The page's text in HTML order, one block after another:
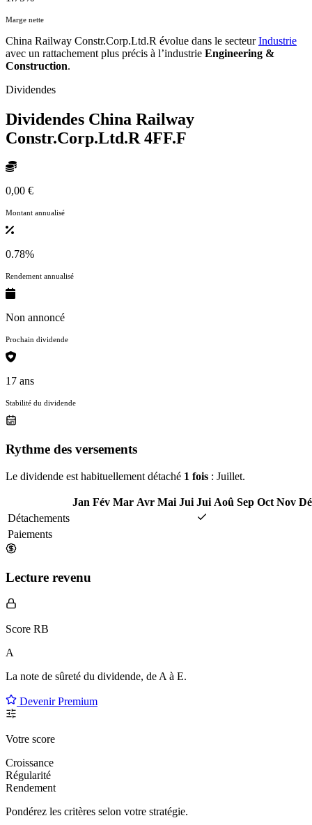
Marge nette
China Railway Constr.Corp.Ltd.R évolue dans le secteurIndustrie
avec un rattachement plus précis à l’industrie Engineering &
Construction.
Dividendes
Dividendes China Railway
Constr.Corp.Ltd.R 4FF.F
0,00 €
Montant annualisé
0.78%
Rendement annualisé
Non annoncé
Prochain dividende
17 ans
Stabilité du dividende
Rythme des versements
Le dividende est habituellement détaché 1 fois : Juillet.
Jan Fév Mar Avr Mai Jui Jui Aoû Sep Oct Nov
Détachements
Paiements
Lecture revenu
Score RB
A
La note de sûreté du dividende, de A à E.
Devenir Premium
Votre score
Croissance
Régularité
Rendement
Pondérez les critères selon votre stratégie.